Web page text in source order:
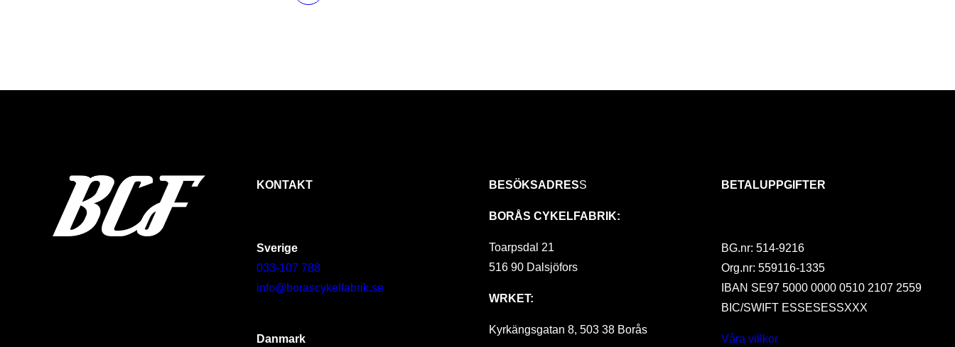
KONTAKT
Sverige
033-107 788
info@borascykelfabrik.se
Danmark
BESÖKSADRESS
BORÅS CYKELFABRIK:
Toarpsdal 21
516 90 Dalsjöfors
WRKET:
Kyrkängsgatan 8, 503 38 Borås
BETALUPPGIFTER
BG.nr: 514-9216
Org.nr: 559116-1335
IBAN SE97 5000 0000 0510 2107 2559
BIC/SWIFT ESSESESSXXX
Våra villkor